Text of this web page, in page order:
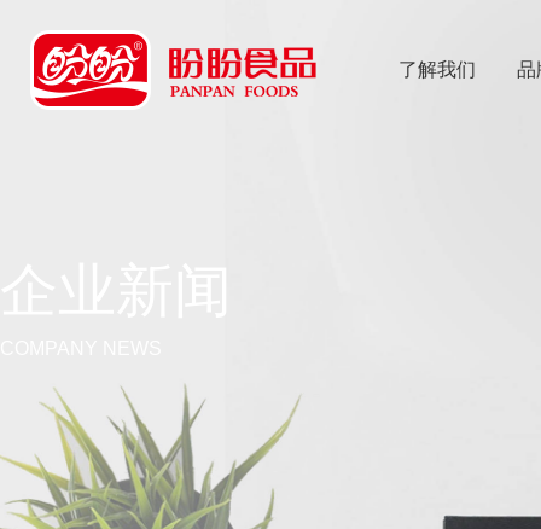
了解我们 品